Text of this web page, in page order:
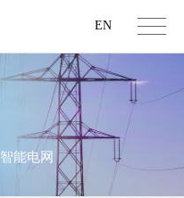
EN
智能电网